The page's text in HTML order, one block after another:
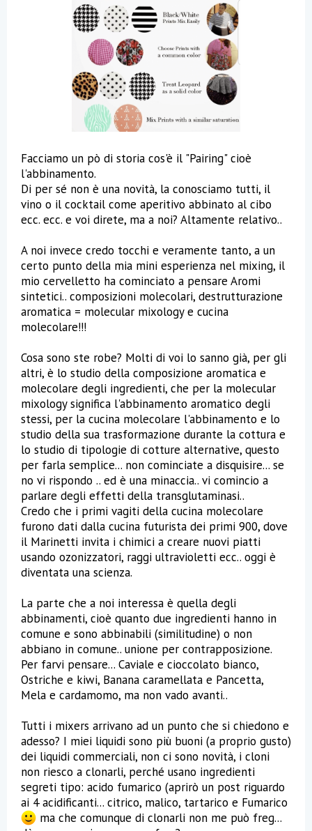
Facciamo un pò di storia cos'è il "Pairing" cioè
l'abbinamento.
Di per sé non è una novità, la conosciamo tutti, il
vino o il cocktail come aperitivo abbinato al cibo
ecc. ecc. e voi direte, ma a noi? Altamente relativo..
A noi invece credo tocchi e veramente tanto, a un
certo punto della mia mini esperienza nel mixing, il
mio cervelletto ha cominciato a pensare Aromi
sintetici.. composizioni molecolari, destrutturazione
aromatica = molecular mixology e cucina
molecolare!!!
Cosa sono ste robe? Molti di voi lo sanno già, per gli
altri, è lo studio della composizione aromatica e
molecolare degli ingredienti, che per la molecular
mixology significa l'abbinamento aromatico degli
stessi, per la cucina molecolare l'abbinamento e lo
studio della sua trasformazione durante la cottura e
lo studio di tipologie di cotture alternative, questo
per farla semplice... non cominciate a disquisire... se
no vi rispondo .. ed è una minaccia.. vi comincio a
parlare degli effetti della transglutaminasi..
Credo che i primi vagiti della cucina molecolare
furono dati dalla cucina futurista dei primi 900, dove
il Marinetti invita i chimici a creare nuovi piatti
usando ozonizzatori, raggi ultravioletti ecc.. oggi è
diventata una scienza.
La parte che a noi interessa è quella degli
abbinamenti, cioè quanto due ingredienti hanno in
comune e sono abbinabili (similitudine) o non
abbiano in comune.. unione per contrapposizione.
Per farvi pensare... Caviale e cioccolato bianco,
Ostriche e kiwi, Banana caramellata e Pancetta,
Mela e cardamomo, ma non vado avanti..
Tutti i mixers arrivano ad un punto che si chiedono e
adesso? I miei liquidi sono più buoni (a proprio gusto)
dei liquidi commerciali, non ci sono novità, i cloni
non riesco a clonarli, perché usano ingredienti
segreti tipo: acido fumarico (aprirò un post riguardo
ai 4 acidificanti... citrico, malico, tartarico e Fumarico
ma che comunque di clonarli non me può freg...